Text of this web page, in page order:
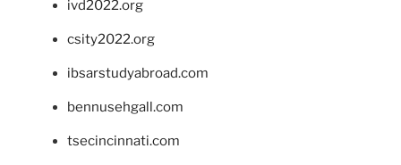
ivd2022.org
csity2022.org
ibsarstudyabroad.com
bennusehgall.com
tsecincinnati.com